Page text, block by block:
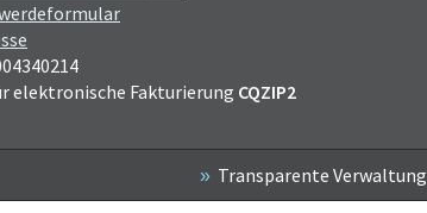
elektronische Fakturierung CQZIP2
Transparente Verwaltung